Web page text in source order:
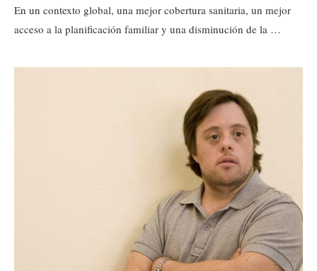
En un contexto global, una mejor cobertura sanitaria, un mejor
acceso a la planificación familiar y una disminución de la …